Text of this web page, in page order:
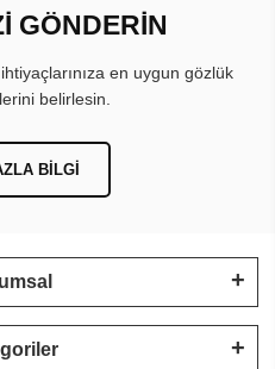
GÖNDERİN
en uygun gözlük
belirlesin.
BILGI